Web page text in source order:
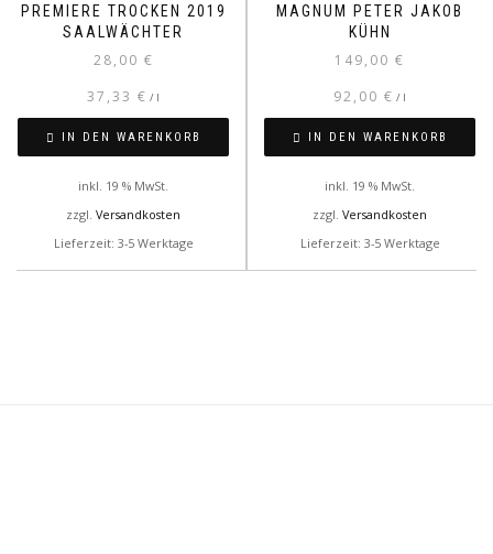
PREMIERE TROCKEN 2019
SAALWÄCHTER
28,00 €
37,33 € / l
IN DEN WARENKORB
inkl. 19 % MwSt.
zzgl. Versandkosten
Lieferzeit: 3-5 Werktage
MAGNUM PETER JAKOB
KÜHN
149,00 €
92,00 € / l
IN DEN WARENKORB
inkl. 19 % MwSt.
zzgl. Versandkosten
Lieferzeit: 3-5 Werktage